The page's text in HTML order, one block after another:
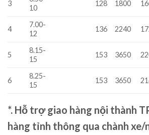
3
10
128 1800
4
7.00-
12
136 2240
5
8.15-
15
153 3650
6
8.25-
15
153 3650
*. Hỗ trợ giao hàng nội thành
hàng tỉnh thông qua chành xe/